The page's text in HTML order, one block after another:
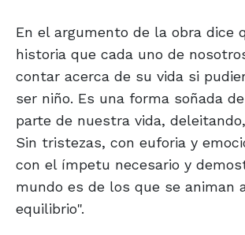
En el argumento de la obra dice
historia que cada uno de
contar acerca de su vida si
ser niño. Es una forma soñada
parte de nuestra vida,
Sin tristezas, con euforia y
con el ímpetu necesario y
mundo es de los que se animan
equilibrio".